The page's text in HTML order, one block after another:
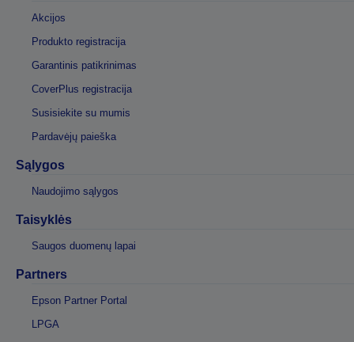
Akcijos
Produkto registracija
Garantinis patikrinimas
CoverPlus registracija
Susisiekite su mumis
Pardavėjų paieška
Sąlygos
Naudojimo sąlygos
Taisyklės
Saugos duomenų lapai
Partners
Epson Partner Portal
LPGA